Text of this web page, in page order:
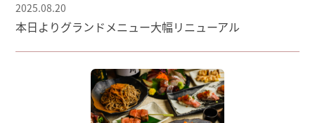
2025.08.20
本日よりグランドメニュー大幅リニューアル